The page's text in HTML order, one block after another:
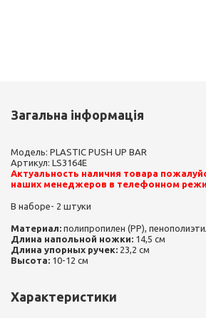
Загальна інформація
Модель: PLASTIC PUSH UP BAR
Артикул: LS3164E
Актуальность наличия товара
наших менеджеров в телефонном
В наборе- 2 штуки
Материал: полипропилен (PP),
Длина напольной ножки: 14,5 см
Длина упорных ручек: 23,2 см
Высота: 10-12 см
Характеристики